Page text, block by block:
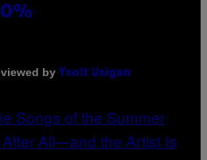
by Ysolt Usigan